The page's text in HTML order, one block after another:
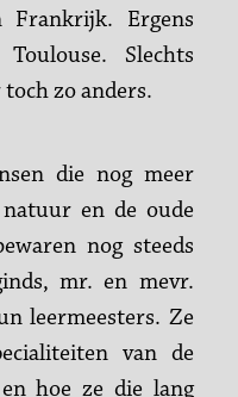
Ergens
Slechts
zo anders.
die nog meer
en de oude
nog steeds
mr. en mevr.
leermeesters. Ze
van de
hoe ze die lang